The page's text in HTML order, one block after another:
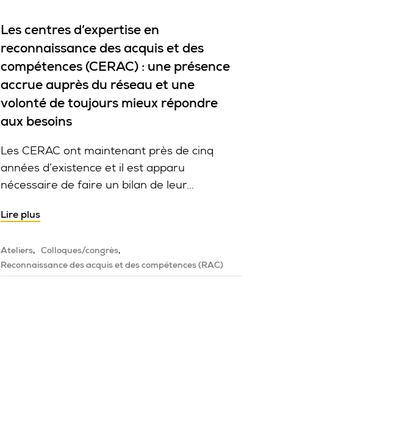
Les centres d’expertise en
reconnaissance des acquis et des
compétences (CERAC) : une présence
accrue auprès du réseau et une
volonté de toujours mieux répondre
aux besoins
Les CERAC ont maintenant près de cinq
années d’existence et il est apparu
nécessaire de faire un bilan de leur...
Lire plus
Ateliers
Colloques/congrès
Reconnaissance des acquis et des compétences (RAC)